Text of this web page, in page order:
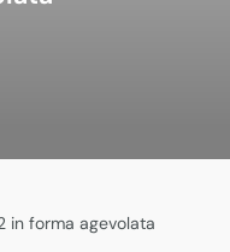
in forma agevolata